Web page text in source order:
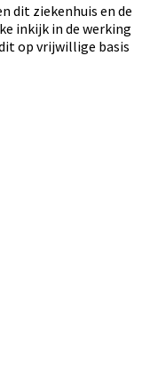
dit ziekenhuis en de
inkijk in de werking
op vrijwillige basis